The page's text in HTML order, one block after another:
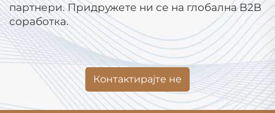
партнери. Придружете ни се на глобална B2B
соработка.
Контактирајте не